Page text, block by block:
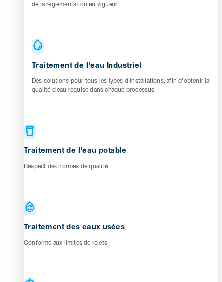
de la réglementation en vigueur
Traitement de l'eau Industriel
Des solutions pour tous les types d'installations, afin d'obtenir la
qualité d'eau requise dans chaque processus
Traitement de l'eau potable
Respect des normes de qualité
Traitement des eaux usées
Conforme aux limites de rejets